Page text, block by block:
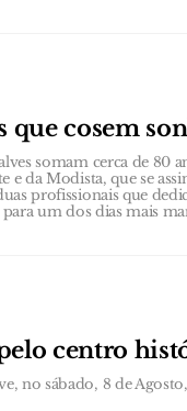
que cosem
somam cerca de 80
e da Modista, que se
profissionais que
um dos dias mais
centro
no sábado, 8 de